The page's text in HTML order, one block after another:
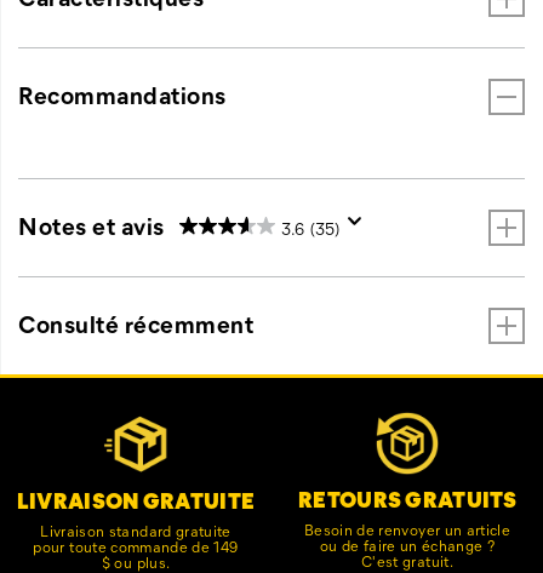
Recommandations
Notes et avis 3.6 (35)
Consulté récemment
Liens
pageLIVRAISON GRATUITE
Livraison standard gratuite
pour toute commande de 149
$ ou plus.
RETOURS GRATUITS
Besoin de renvoyer un article
ou de faire un échange ?
C'est gratuit.